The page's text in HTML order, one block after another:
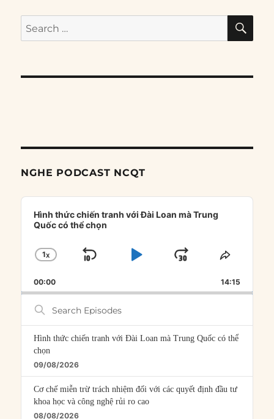
Search
for:
NGHE PODCAST NCQT
Audio
Player
Hình thức chiến tranh với Đài Loan mà Trung
Quốc có thể chọn
CHANGE
RATE
1X
SKIP
PLAYJUMP
FORWARD
SHARE
00:00 14:15
Search
Episodes
Hình thức chiến tranh với Đài Loan mà Trung Quốc có thể
chọn
09/08/2026
Cơ chế miễn trừ trách nhiệm đối với các quyết định đầu tư
khoa học và công nghệ rủi ro cao
08/08/2026